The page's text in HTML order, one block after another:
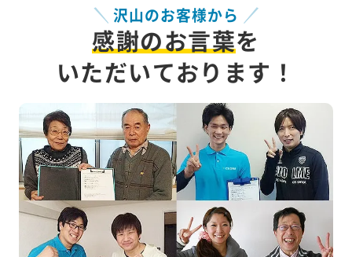
沢山のお客様から
感謝のお言葉を
いただいております！